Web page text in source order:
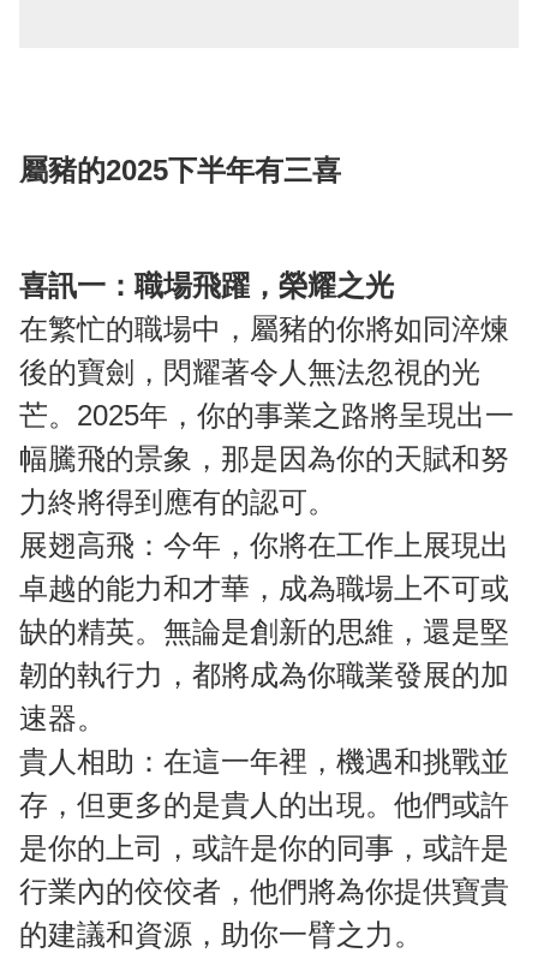
屬豬的2025下半年有三喜
喜訊一：職場飛躍，榮耀之光
在繁忙的職場中，屬豬的你將如同淬煉
後的寶劍，閃耀著令人無法忽視的光
芒。2025年，你的事業之路將呈現出一
幅騰飛的景象，那是因為你的天賦和努
力終將得到應有的認可。
展翅高飛：今年，你將在工作上展現出
卓越的能力和才華，成為職場上不可或
缺的精英。無論是創新的思維，還是堅
韌的執行力，都將成為你職業發展的加
速器。
貴人相助：在這一年裡，機遇和挑戰並
存，但更多的是貴人的出現。他們或許
是你的上司，或許是你的同事，或許是
行業內的佼佼者，他們將為你提供寶貴
的建議和資源，助你一臂之力。